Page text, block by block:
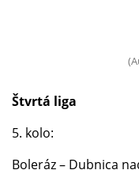
Štvrtá liga
5. kolo:
Boleráz – Dubnica